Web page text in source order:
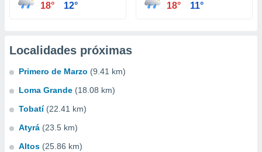
18° 12° 18° 11°
Localidades próximas
Primero de Marzo (9.41 km)
Loma Grande (18.08 km)
Tobatí (22.41 km)
Atyrá (23.5 km)
Altos (25.86 km)